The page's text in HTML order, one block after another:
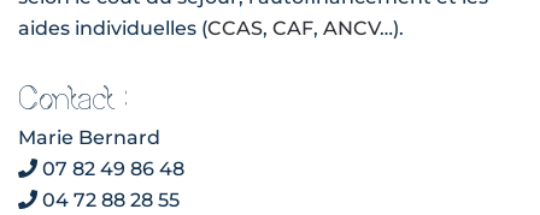
aides individuelles (CCAS, CAF, ANCV…).
Contact :
Marie Bernard
07 82 49 86 48
04 72 88 28 55